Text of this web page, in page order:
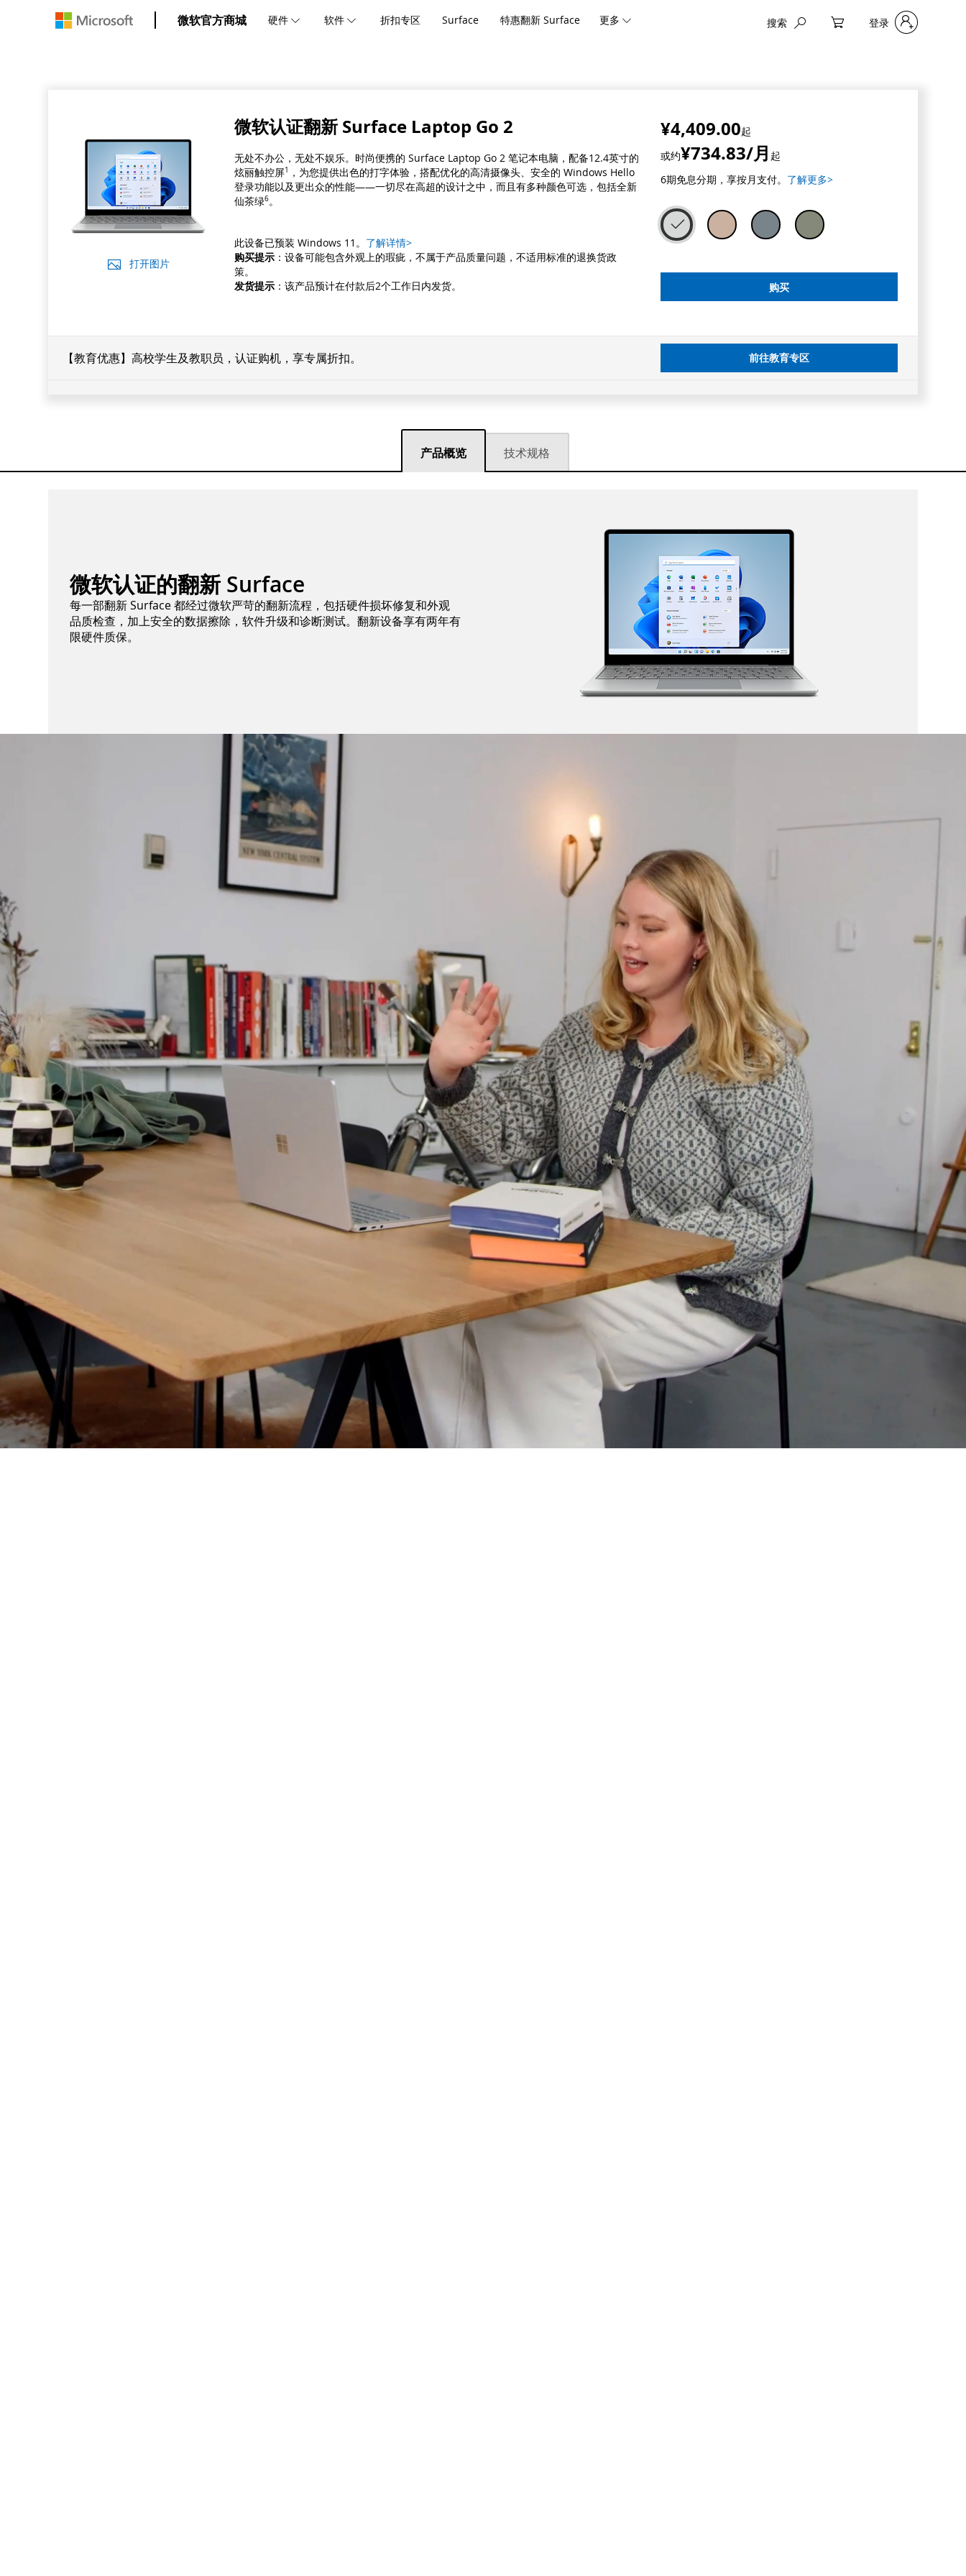
微软官方商城 硬件 软件 折扣专区 Surface 特惠翻新 Surface 更多 搜索 My Cart登录
打开图片
微软认证翻新 Surface Laptop Go 2
无处不办公，无处不娱乐。时尚便携的 Surface Laptop Go 2 笔记本电脑，配备12.4英寸的
炫丽触控屏1 ， 为您提供出色的打字体验，搭配优化的高清摄像头、安全的 Windows Hello
登录功能以及更出众的性能——一切尽在高超的设计之中，而且有多种颜色可选，包括全新
仙茶绿6。
此设备已预装 Windows 11。 了解详情>
购买提示 ：设备可能包含外观上的瑕疵，不属于产品质量问题，不适用标准的退换货政
策。
发货提示 ：该产品预计在付款后2个工作日内发货。
¥4,409.00起
或约¥734.83/月 起
6期免息分期，享按月支付。 了解更多>
购买
【教育优惠】高校学生及教职员，认证购机，享专属折扣。 前往教育专区
产品概览 技术规格
微软认证的翻新 Surface
每一部翻新 Surface 都经过微软严苛的翻新流程，包括硬件损坏修复和外观
品质检查，加上安全的数据擦除，软件升级和诊断测试。翻新设备享有两年有
限硬件质保。